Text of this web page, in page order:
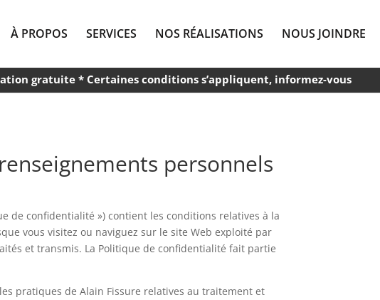
À PROPOS SERVICES NOS RÉALISATIONS NOUS JOINDRE
gratuite * Certaines conditions s’appliquent, informez-vous
personnels
de confidentialité ») contient les conditions relatives à la
vous visitez ou naviguez sur le site Web exploité par
et transmis. La Politique de confidentialité fait partie
pratiques de Alain Fissure relatives au traitement et